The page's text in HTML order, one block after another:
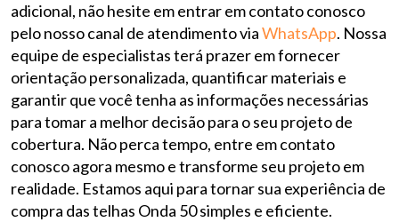
adicional, não hesite em entrar em contato conosco
pelo nosso canal de atendimento viaWhatsApp. Nossa
equipe de especialistas terá prazer em fornecer
orientação personalizada, quantificar materiais e
garantir que você tenha as informações necessárias
para tomar a melhor decisão para o seu projeto de
cobertura. Não perca tempo, entre em contato
conosco agora mesmo e transforme seu projeto em
realidade. Estamos aqui para tornar sua experiência de
compra das telhas Onda 50 simples e eficiente.